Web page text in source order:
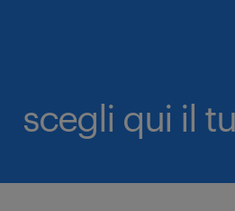
scegli qui il